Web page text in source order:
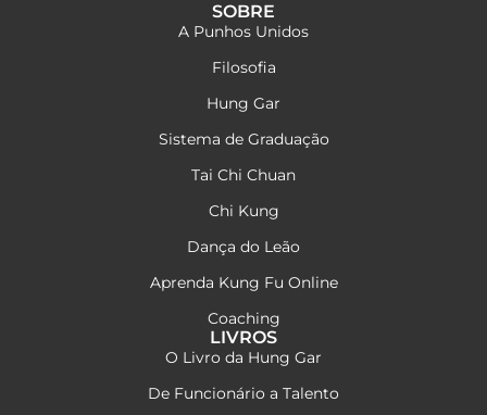
SOBRE
A Punhos Unidos
Filosofia
Hung Gar
Sistema de Graduação
Tai Chi Chuan
Chi Kung
Dança do Leão
Aprenda Kung Fu Online
Coaching
LIVROS
O Livro da Hung Gar
De Funcionário a Talento